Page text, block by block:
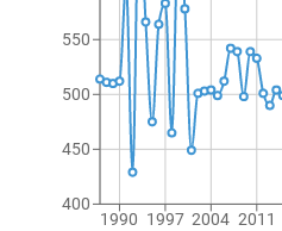
1990 1997 2004 2011
400
450
500
550